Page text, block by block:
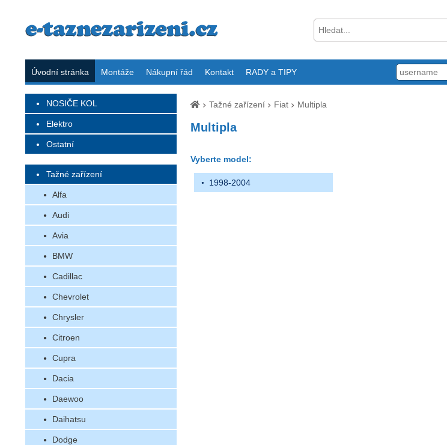
Úvodní stránka Montáže Nákupní řád Kontakt RADY a TIPY
NOSIČE KOL
Elektro
Ostatní
Tažné zařízení
Alfa
Audi
Avia
BMW
Cadillac
Chevrolet
Chrysler
Citroen
Cupra
Dacia
Daewoo
Daihatsu
Dodge
Tažné zařízení Fiat Multipla
Multipla
Vyberte model:
1998-2004